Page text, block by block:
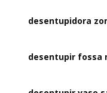
desentupidora
desentupir fossa